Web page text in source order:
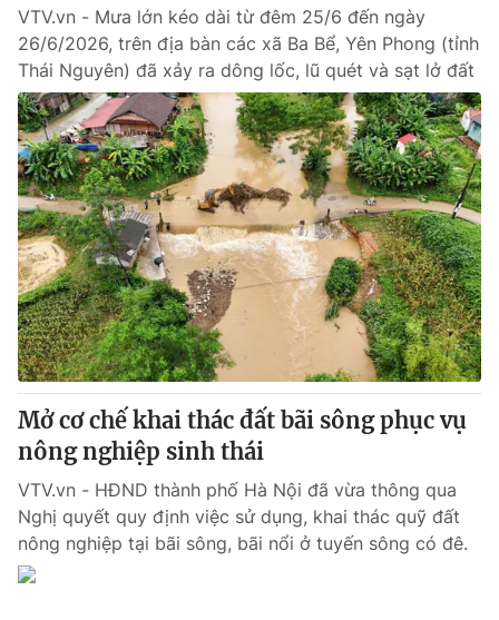
Photo Infographic
Video Shorts video
VTV Money VTV Thể thao
VTV Sức khoẻ Bất động sản
Thị trường 24h Tấm lòng Việt
VTV4 Vươn mình bằng AI
VTV9 VTV8
Liên hệ tòa soạn
THỜI BÁO VTV
VTV.vn - Mưa lớn kéo dài từ đêm 25/6 đến ngày
26/6/2026, trên địa bàn các xã Ba Bể, Yên Phong (tỉnh
Thái Nguyên) đã xảy ra dông lốc, lũ quét và sạt lở đất
Mở cơ chế khai thác đất bãi sông phục vụ
nông nghiệp sinh thái
VTV.vn - HĐND thành phố Hà Nội đã vừa thông qua
Nghị quyết quy định việc sử dụng, khai thác quỹ đất
nông nghiệp tại bãi sông, bãi nổi ở tuyến sông có đê.